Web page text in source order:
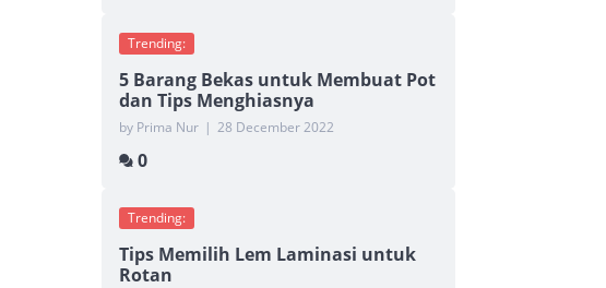
Trending:
5 Barang Bekas untuk Membuat Pot
dan Tips Menghiasnya
by Prima Nur | 28 December 2022
0
Trending:
Tips Memilih Lem Laminasi untuk
Rotan